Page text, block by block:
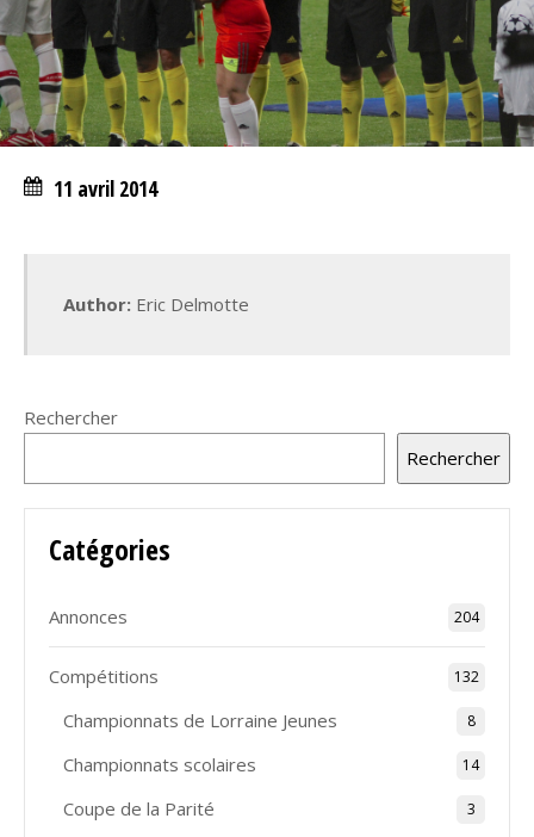
11 avril 2014
Author: Eric Delmotte
Rechercher
Rechercher
Catégories
Annonces 204
Compétitions 132
Championnats de Lorraine Jeunes 8
Championnats scolaires 14
Coupe de la Parité 3